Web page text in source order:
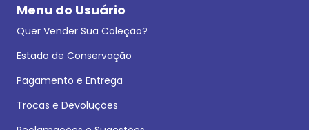
Menu do Usuário
Quer Vender Sua Coleção?
Estado de Conservação
Pagamento e Entrega
Trocas e Devoluções